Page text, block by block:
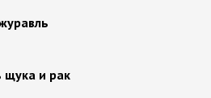
щука и рак